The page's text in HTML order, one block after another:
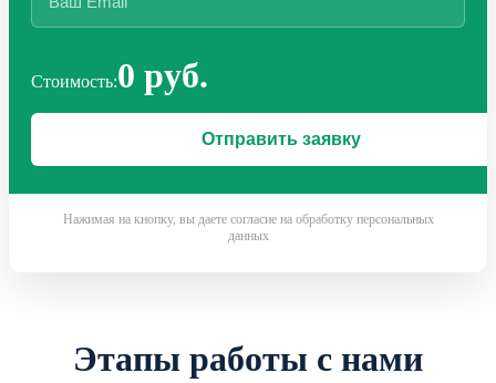
Стоимость:0 руб.
Нажимая на кнопку, вы даете согласие на обработку персональных
данных
Этапы работы с нами